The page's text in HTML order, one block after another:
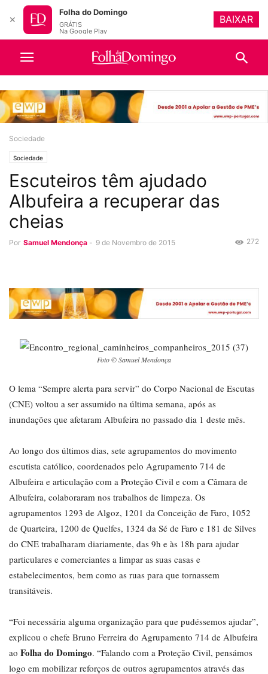
Sociedade
Sociedade
Escuteiros têm ajudado
Albufeira a recuperar das
cheias
Por Samuel Mendonça - 9 de Novembro de 2015 272
Foto © Samuel Mendonça
O lema “Sempre alerta para servir” do Corpo Nacional de Escutas
(CNE) voltou a ser assumido na última semana, após as
inundações que afetaram Albufeira no passado dia 1 deste mês.
Ao longo dos últimos dias, sete agrupamentos do movimento
escutista católico, coordenados pelo Agrupamento 714 de
Albufeira e articulação com a Proteção Civil e com a Câmara de
Albufeira, colaboraram nos trabalhos de limpeza. Os
agrupamentos 1293 de Algoz, 1201 da Conceição de Faro, 1052
de Quarteira, 1200 de Quelfes, 1324 da Sé de Faro e 181 de Silves
do CNE trabalharam diariamente, das 9h e às 18h para ajudar
particulares e comerciantes a limpar as suas casas e
estabelecimentos, bem como as ruas para que tornassem
transitáveis.
“Foi necessária alguma organização para que pudéssemos ajudar”,
explicou o chefe Bruno Ferreira do Agrupamento 714 de Albufeira
ao Folha do Domingo. “Falando com a Proteção Civil, pensámos
logo em mobilizar reforços de outros agrupamentos através das
✕
Folha do Domingo
GRÁTIS
Na Google Play
BAIXAR